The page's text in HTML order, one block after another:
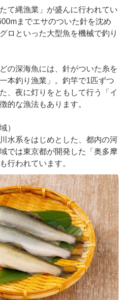
て縄漁業」が盛んに行われてい
までエサのついた針を沈め
ロといった大型魚を機械で釣り
の深海魚には、針がついた糸を
本釣り漁業」。釣竿で1匹ずつ
、夜に灯りをともして行う「イ
的な漁法もあります。
）
水系をはじめとした、都内の河
では東京都が開発した「奥多摩
行われています。